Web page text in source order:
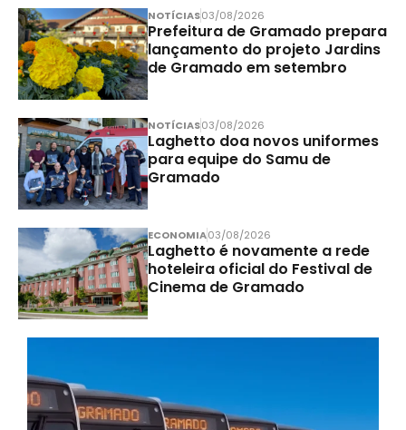
NOTÍCIAS03/08/2026
Prefeitura de Gramado prepara
lançamento do projeto Jardins
de Gramado em setembro
NOTÍCIAS03/08/2026
Laghetto doa novos uniformes
para equipe do Samu de
Gramado
ECONOMIA03/08/2026
Laghetto é novamente a rede
hoteleira oficial do Festival de
Cinema de Gramado